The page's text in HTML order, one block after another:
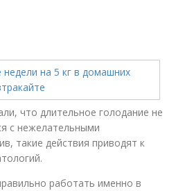
что длительное голодание не
с нежелательными
такие действия приводят к
работать именно в